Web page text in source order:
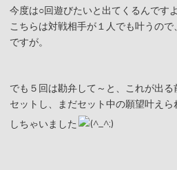
今度は○回遊びたいと出てくるんです
こちらは対戦相手が１人でも叶うの
ですが。
でも５回は勘弁して～と、これが出
セットし、まだセット中の願望叶え
しちゃいました